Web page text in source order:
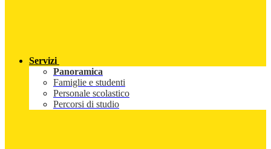
Servizi
Panoramica
Famiglie e studenti
Personale scolastico
Percorsi di studio